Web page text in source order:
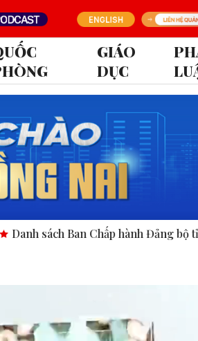
GIÁO
DỤC
hành Đảng bộ tỉnh Đồng Nai nhiệm